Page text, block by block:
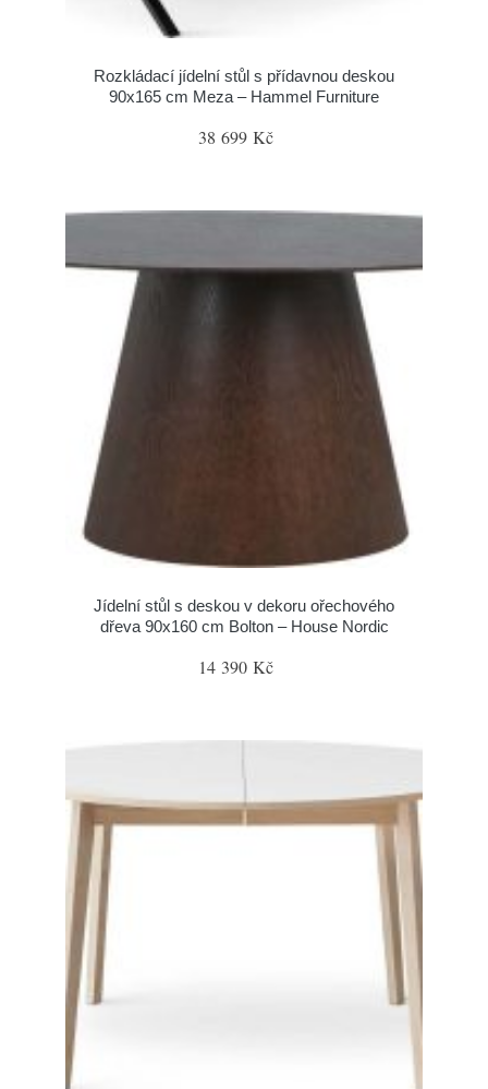
Rozkládací jídelní stůl s přídavnou deskou
90x165 cm Meza – Hammel Furniture
38 699 Kč
Jídelní stůl s deskou v dekoru ořechového
dřeva 90x160 cm Bolton – House Nordic
14 390 Kč